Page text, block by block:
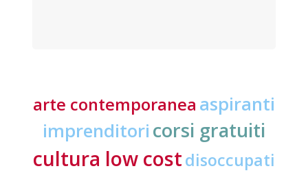
arte contemporanea aspiranti
imprenditori corsi gratuiti
cultura low costdisoccupati